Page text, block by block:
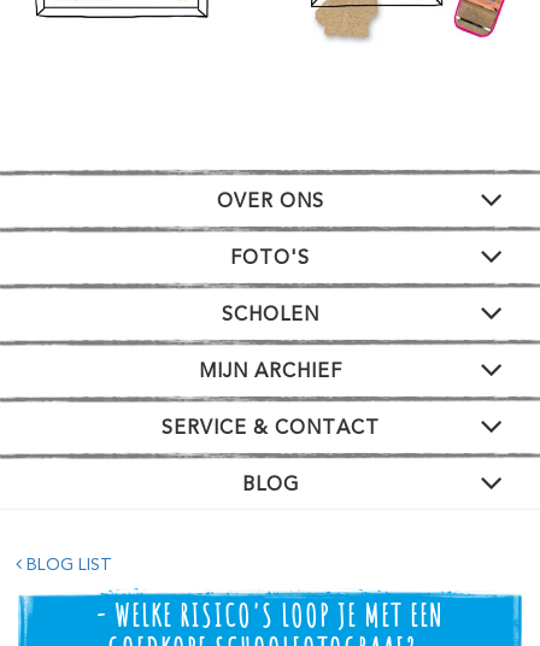
OVER ONS
FOTO'S
SCHOLEN
MIJN ARCHIEF
SERVICE & CONTACT
BLOG
BLOG LIST
- WELKE RISICO'S LOOP JE MET EEN